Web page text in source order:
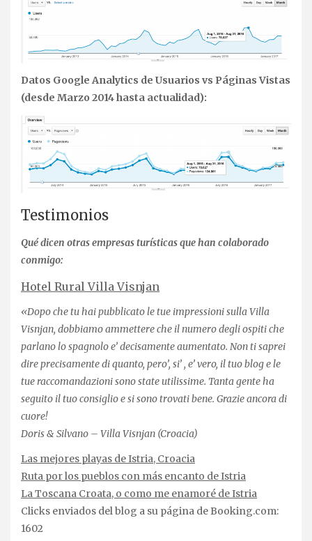
Datos Google Analytics de Usuarios vs Páginas Vistas
(desde Marzo 2014 hasta actualidad):
Testimonios
Qué dicen otras empresas turísticas que han colaborado
conmigo:
Hotel Rural Villa Visnjan
«Dopo che tu hai pubblicato le tue impressioni sulla Villa
Visnjan, dobbiamo ammettere che il numero degli ospiti che
parlano lo spagnolo e’ decisamente aumentato. Non ti saprei
dire precisamente di quanto, pero’, si’ , e’ vero, il tuo blog e le
tue raccomandazioni sono state utilissime. Tanta gente ha
seguito il tuo consiglio e si sono trovati bene. Grazie ancora di
cuore!
Doris& Silvano – Villa Visnjan (Croacia)
Las mejores playas de Istria, Croacia
Ruta por los pueblos con más encanto de Istria
La Toscana Croata, o como me enamoré de Istria
Clicks enviados del blog a su página de Booking.com:
1602